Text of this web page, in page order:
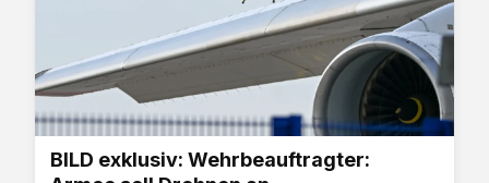
BILD exklusiv: Wehrbeauftragter: